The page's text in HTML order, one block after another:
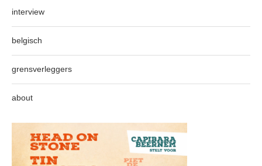
interview
belgisch
grensverleggers
about